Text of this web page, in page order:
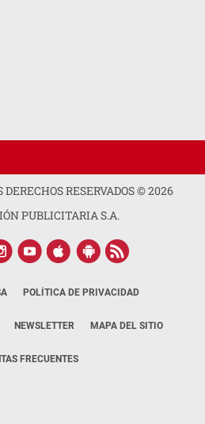
RESERVADOS ©2026
PUBLICITARIA S.A.
POLÍTICA DE PRIVACIDAD
NEWSLETTER MAPA DEL SITIO
FRECUENTES